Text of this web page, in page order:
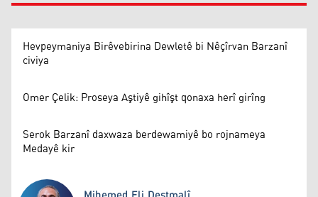
Hevpeymaniya Birêvebirina Dewletê bi Nêçîrvan Barzanî
civiya
Omer Çelik: Proseya Aştiyê gihîşt qonaxa herî girîng
Serok Barzanî daxwaza berdewamiyê bo rojnameya
Medayê kir